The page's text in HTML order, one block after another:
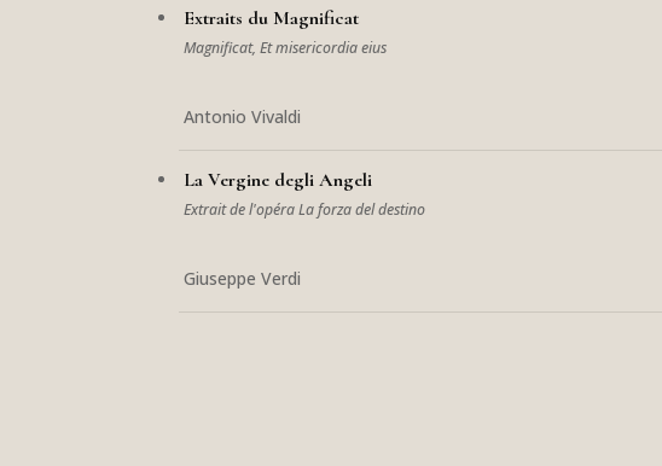
Extraits du Magnificat
Magnificat, Et misericordia eius
Antonio Vivaldi
La Vergine degli Angeli
Extrait de l'opéra La forza del destino
Giuseppe Verdi